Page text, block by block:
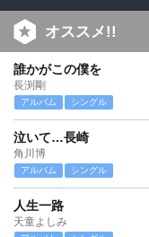
オススメ!!
誰かがこの僕を
長渕剛
アルバム シングル
泣いて…長崎
角川博
アルバム シングル
人生一路
天童よしみ